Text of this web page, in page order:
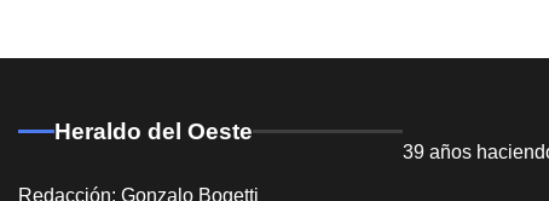
Heraldo del Oeste
Redacción: Gonzalo Bogetti
39 años